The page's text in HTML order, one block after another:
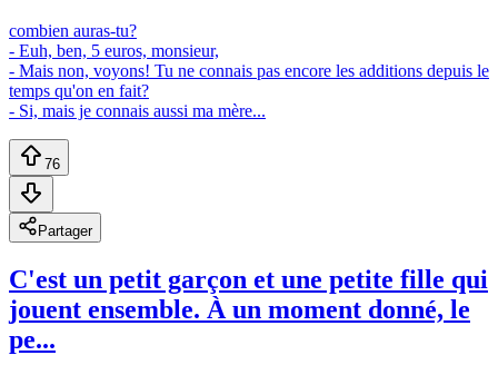
combien auras-tu?
- Euh, ben, 5 euros, monsieur,
- Mais non, voyons! Tu ne connais pas encore les additions depuis le
temps qu'on en fait?
- Si, mais je connais aussi ma mère...
76
Partager
C'est un petit garçon et une petite fille qui
jouent ensemble. À un moment donné, le
pe...